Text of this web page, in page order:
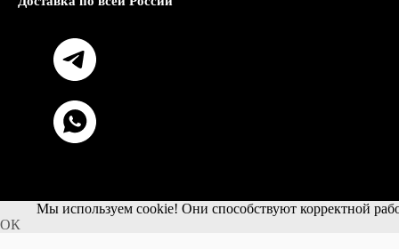
Мы используем cookie! Они способствуют корректной
ОК